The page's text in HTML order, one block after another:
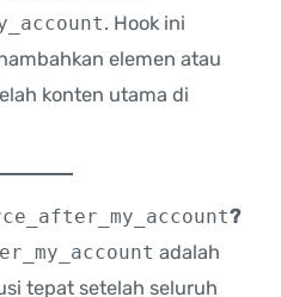
. Hook ini
elemen atau
konten utama di
?
adalah
tepat setelah seluruh